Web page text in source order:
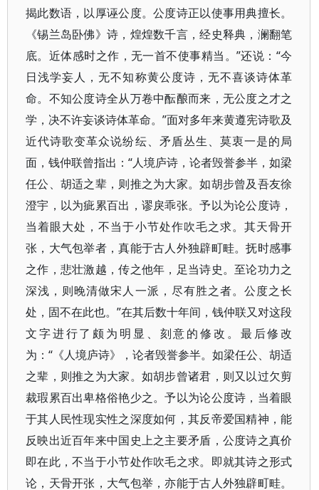
揭此数语，以厚诬公度。公度诗正以使事用典擅长。
《锡兰岛卧佛》诗，煌煌数千言，经史释典，澜翻笔
底。近体感时之作，无一首不使事精当。”还说：“今
日浅学妄人，无不知称黄公度诗，无不喜谈诗体革
命。不知公度诗全从万卷中酝酿而来，无公度之才之
学，决不许妄谈诗体革命。”面对多年来黄遵宪诗歌及
近代诗歌变革众说纷纭、矛盾丛生、莫衷一是的局
面，钱仲联曾指出：“人境庐诗，论者毁誉参半，如梁
任公、胡适之辈，则推之为大家。如胡步曾及吾友徐
澄宇，以为疵累百出，谬戾乖张。予以为论公度诗，
当着眼大处，不当于小节处作吹毛之求。其天骨开
张，大气包举者，真能于古人外独辟町畦。抚时感事
之作，悲壮激越，传之他年，足当诗史。至论功力之
深浅，则晚清做宋人一派，尽有胜之者。公度之长
处，固不在此也。”在其后数十年间，钱仲联又对这段
文字进行了颇为明显、刻意的修改。最后修改
为：“《人境庐诗》，论者毁誉参半。如梁任公、胡适
之辈，则推之为大家。如胡步曾诸君，则又以过欠剪
裁瑕累百出卑格俗艳少之。予以为论公度诗，当着眼
于其人民性现实性之深度如何，其反帝爱国精神，能
反映出近百年来中国史上之主要矛盾，公度诗之真价
即在此，不当于小节处作吹毛之求。即就其诗之形式
论，天骨开张，大气包举，亦能于古人外独辟町畦。